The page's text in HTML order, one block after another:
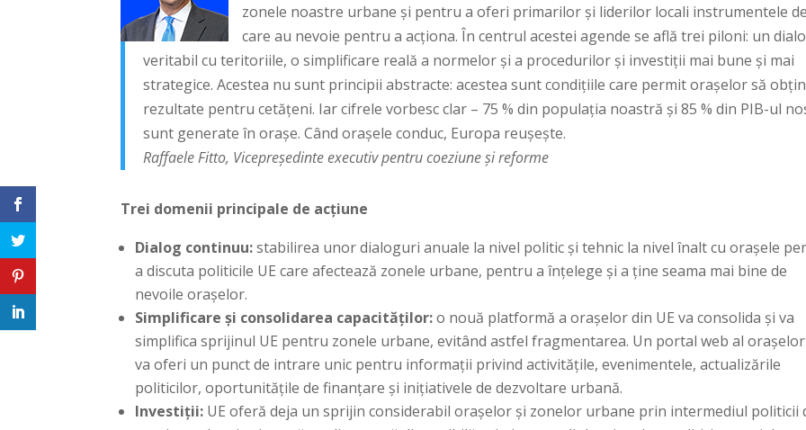
zonele noastre urbane și pentru a oferi primarilor și liderilor locali instrumentele de
care au nevoie pentru a acționa. În centrul acestei agende se află trei piloni: un
veritabil cu teritoriile, o simplificare reală a normelor și a procedurilor și investiții mai bune și mai
strategice. Acestea nu sunt principii abstracte: acestea sunt condițiile care permit orașelor să
rezultate pentru cetățeni. Iar cifrele vorbesc clar – 75 % din populația noastră și 85 % din PIB-ul
sunt generate în orașe. Când orașele conduc, Europa reușește.
Raffaele Fitto, Vicepreședinte executiv pentru coeziune și reforme
Trei domenii principale de acțiune
Dialog continuu:stabilirea unor dialoguri anuale la nivel politic și tehnic la nivel înalt cu orașele
a discuta politicile UE care afectează zonele urbane, pentru a înțelege și a ține seama mai bine de
nevoile orașelor.
Simplificare și consolidarea capacităților:o nouă platformă a orașelor din UE va consolida și va
simplifica sprijinul UE pentru zonele urbane, evitând astfel fragmentarea. Un portal web al orașelor
va oferi un punct de intrare unic pentru informații privind activitățile, evenimentele, actualizările
politicilor, oportunitățile de finanțare și inițiativele de dezvoltare urbană.
Investiții: UE oferă deja un sprijin considerabil orașelor și zonelor urbane prin intermediul politicii